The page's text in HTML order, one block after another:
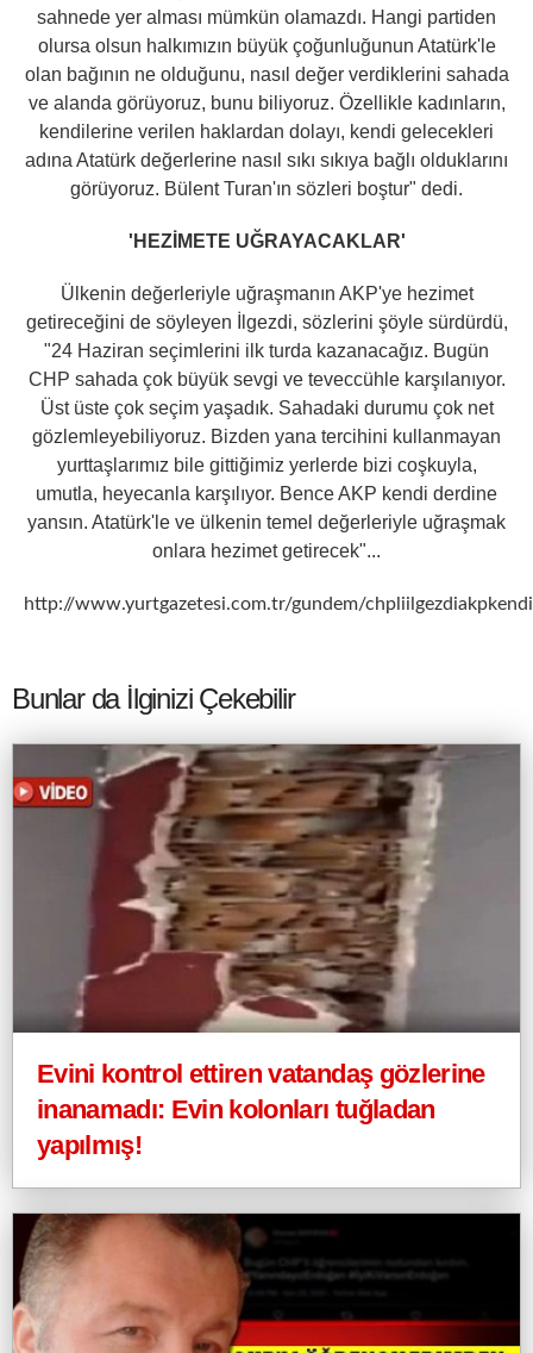
sahnede yer alması mümkün olamazdı. Hangi partiden
olursa olsun halkımızın büyük çoğunluğunun Atatürk'le
olan bağının ne olduğunu, nasıl değer verdiklerini sahada
ve alanda görüyoruz, bunu biliyoruz. Özellikle kadınların,
kendilerine verilen haklardan dolayı, kendi gelecekleri
adına Atatürk değerlerine nasıl sıkı sıkıya bağlı olduklarını
görüyoruz. Bülent Turan'ın sözleri boştur" dedi.
'HEZİMETE UĞRAYACAKLAR'
Ülkenin değerleriyle uğraşmanın AKP'ye hezimet
getireceğini de söyleyen İlgezdi, sözlerini şöyle sürdürdü,
"24 Haziran seçimlerini ilk turda kazanacağız. Bugün
CHP sahada çok büyük sevgi ve teveccühle karşılanıyor.
Üst üste çok seçim yaşadık. Sahadaki durumu çok net
gözlemleyebiliyoruz. Bizden yana tercihini kullanmayan
yurttaşlarımız bile gittiğimiz yerlerde bizi coşkuyla,
umutla, heyecanla karşılıyor. Bence AKP kendi derdine
yansın. Atatürk'le ve ülkenin temel değerleriyle uğraşmak
onlara hezimet getirecek"...
http://www.yurtgazetesi.com.tr/gundem/
Bunlar da İlginizi Çekebilir
Evini kontrol ettiren vatandaş gözlerine
inanamadı: Evin kolonları tuğladan
yapılmış!